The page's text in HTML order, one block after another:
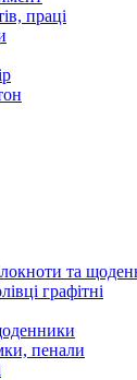
праці
та
графітні
пенали